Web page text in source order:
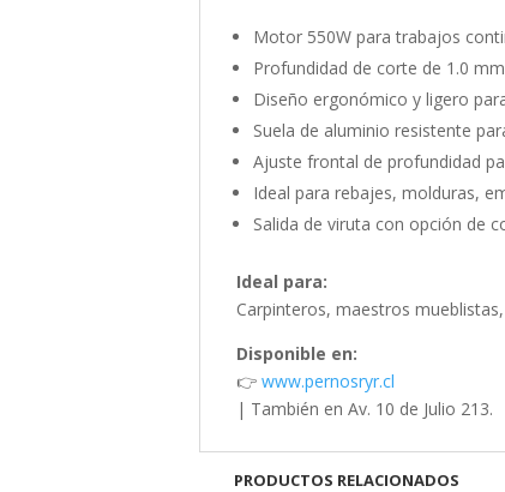
Motor 550W para trabajos
Profundidad de corte de 1.0
Diseño ergonómico y ligero
Suela de aluminio resistente
Ajuste frontal de profundidad
Ideal para rebajes, molduras,
Salida de viruta con opción de
Ideal para:
Carpinteros, maestros
Disponible en:
👉www.pernosryr.cl
| También en Av. 10 de Julio 213.
PRODUCTOS RELACIONADOS